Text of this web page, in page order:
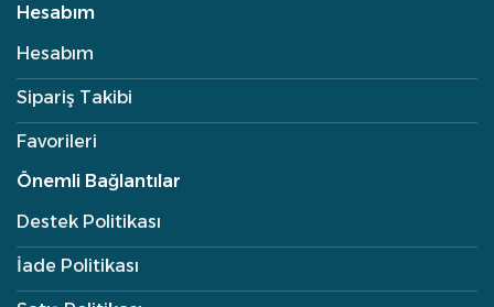
Hesabım
Hesabım
Sipariş Takibi
Favorileri
Önemli Bağlantılar
Destek Politikası
İade Politikası